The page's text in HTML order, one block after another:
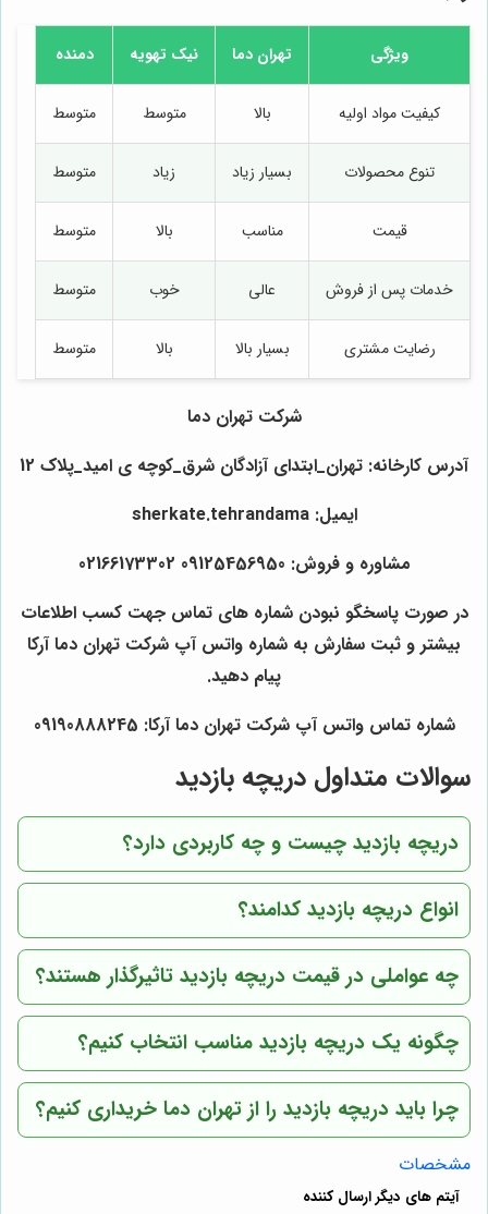
ویژگی تهران دما نیک تهویه دمنده
کیفیت مواد اولیه بالا متوسط متوسط
تنوع محصولات بسیار زیاد زیاد متوسط
قیمت مناسب بالا متوسط
خدمات پس از فروش عالی خوب متوسط
رضایت مشتری بسیار بالا بالا متوسط
شرکت تهران دما
آدرس کارخانه: تهران_ابتدای آزادگان شرق_کوچه ی امید_پلاک 12
ایمیل: sherkate.tehrandama
مشاوره و فروش: 09125456950 02166173302
در صورت پاسخگو نبودن شماره های تماس جهت کسب اطلاعات
بیشتر و ثبت سفارش به شماره واتس آپ شرکت تهران دما آرکا
پیام دهید.
شماره تماس واتس آپ شرکت تهران دما آرکا: 09190888245
سوالات متداول دریچه بازدید
دریچه بازدید چیست و چه کاربردی دارد؟
انواع دریچه بازدید کدامند؟
چه عواملی در قیمت دریچه بازدید تاثیرگذار هستند؟
چگونه یک دریچه بازدید مناسب انتخاب کنیم؟
چرا باید دریچه بازدید را از تهران دما خریداری کنیم؟
مشخصات